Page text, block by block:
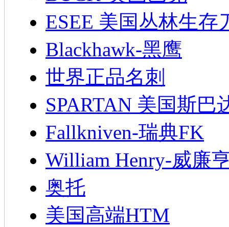
ESEE 美国丛林生存
Blackhawk-黑鹰
世界正品名刺
SPARTAN 美国斯巴
Fallkniven-瑞典FK
William Henry-威廉
奥托
美国高端HTM